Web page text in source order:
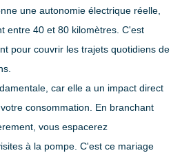
une autonomie électrique réelle,
entre40 et 80 kilomètres. C'est
pour couvrir les trajets quotidiens de
car elle a un impact direct
consommation. En branchant
vous espacerez
à la pompe. C'est ce mariage